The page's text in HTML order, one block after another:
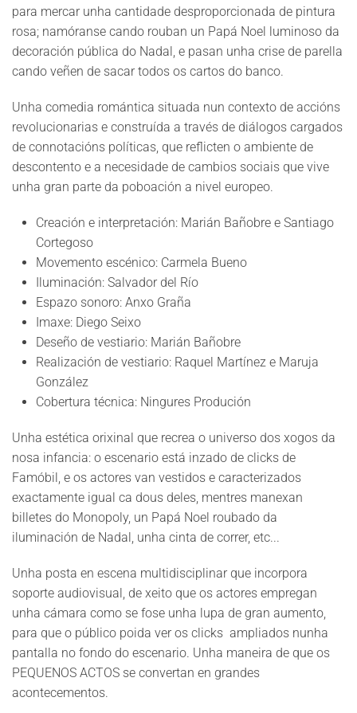
para mercar unha cantidade desproporcionada de pintura
rosa; namóranse cando rouban un Papá Noel luminoso da
decoración pública do Nadal, e pasan unha crise de parella
cando veñen de sacar todos os cartos do banco.
Unha comedia romántica situada nun contexto de accións
revolucionarias e construída a través de diálogos cargados
de connotacións políticas, que reflicten o ambiente de
descontento e a necesidade de cambios sociais que vive
unha gran parte da poboación a nivel europeo.
Creación e interpretación: Marián Bañobre e Santiago
Cortegoso
Movemento escénico: Carmela Bueno
Iluminación: Salvador del Río
Espazo sonoro: Anxo Graña
Imaxe: Diego Seixo
Deseño de vestiario: Marián Bañobre
Realización de vestiario: Raquel Martínez e Maruja
González
Cobertura técnica: Ningures Produción
Unha estética orixinal que recrea o universo dos xogos da
nosa infancia: o escenario está inzado de clicks de
Famóbil, e os actores van vestidos e caracterizados
exactamente igual ca dous deles, mentres manexan
billetes do Monopoly, un Papá Noel roubado da
iluminación de Nadal, unha cinta de correr, etc...
Unha posta en escena multidisciplinar que incorpora
soporte audiovisual, de xeito que os actores empregan
unha cámara como se fose unha lupa de gran aumento,
para que o público poida ver os clicks ampliados nunha
pantalla no fondo do escenario. Unha maneira de que os
PEQUENOS ACTOS se convertan en grandes
acontecementos.